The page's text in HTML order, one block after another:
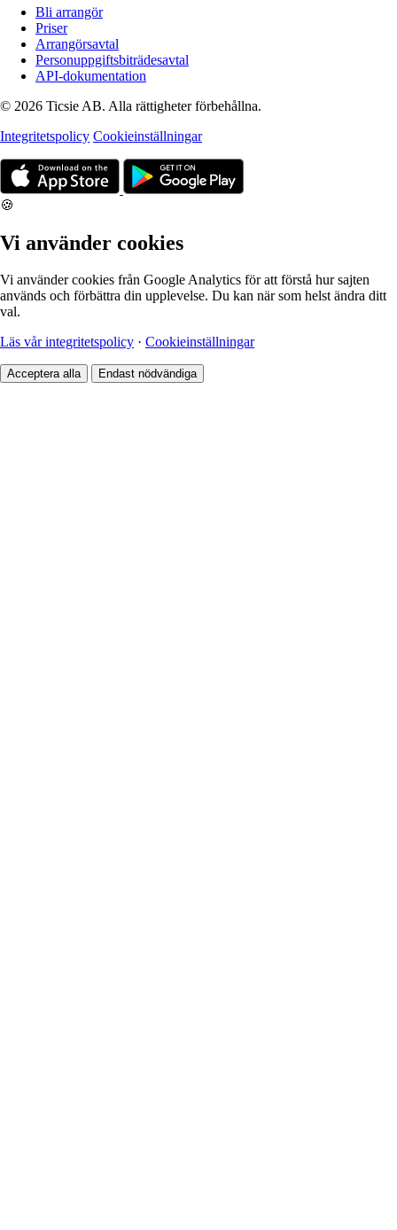
Bli arrangör
Priser
Arrangörsavtal
Personuppgiftsbiträdesavtal
API-dokumentation
© 2026 Ticsie AB. Alla rättigheter förbehållna.
Integritetspolicy Cookieinställningar
🍪
Vi använder cookies
Vi använder cookies från Google Analytics för att förstå hur sajten
används och förbättra din upplevelse. Du kan när som helst ändra ditt
val.
Läs vår integritetspolicy · Cookieinställningar
Acceptera alla Endast nödvändiga